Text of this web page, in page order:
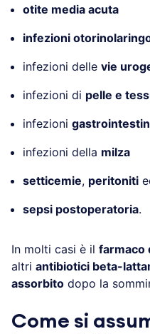
otite media acuta
infezioni
infezioni delle vie
infezioni di pelle e
infezioni
infezioni della milza
setticemie, peritoniti
sepsi postoperatoria.
In molti casi è il farmaco
altri antibiotici beta-
assorbito dopo la
Come si